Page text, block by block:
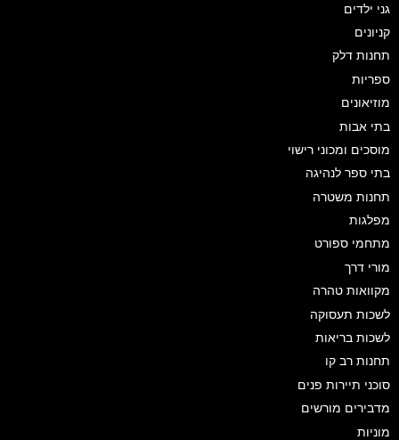
גני ילדים
קניונים
תחנות דלק
ספריות
מוזיאונים
בתי אבות
מוסכים ומכוני רישוי
בתי ספר לנהיגה
תחנות משטרה
מפלגות
מתחמי ספורט
מורי דרך
מקוואות טהרה
לשכות תעסוקה
לשכות בריאות
תחנות רב קו
סוכני תיירות פנים
מדבירים מורשים
מוניות